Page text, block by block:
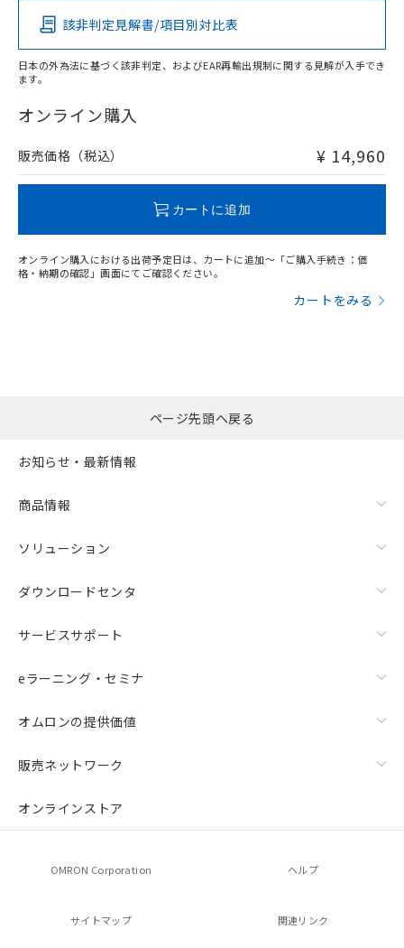
O
在庫等で未対応品が混在する可能性があります。
問い合わせください。
該非判定見解書/項目別対比表
日本の外為法に基づく該非判定、およびEAR再輸出規制に関する見解が入手でき
ます。
オンライン購入
販売価格（税込） ¥ 14,960
カートに追加
オンライン購入における出荷予定日は、カートに追加～「ご購入手続き：価
格・納期の確認」画面にてご確認ください。
カートをみる
ページ先頭へ戻る
お知らせ・最新情報
商品情報
ソリューション
ダウンロードセンタ
サービスサポート
eラーニング・セミナ
オムロンの提供価値
販売ネットワーク
オンラインストア
OMRON Corporation ヘルプ
サイトマップ 関連リンク